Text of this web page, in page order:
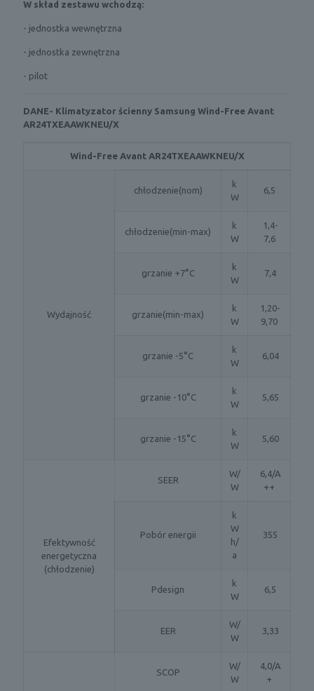
W skład zestawu wchodzą:
- jednostka wewnętrzna
- jednostka zewnętrzna
- pilot
DANE- Klimatyzator ścienny Samsung Wind-Free Avant
AR24TXEAAWKNEU/X
Wind-Free Avant AR24TXEAAWKNEU/X
Wydajność
chłodzenie(nom)
k
W
6,5
chłodzenie(min-max)
k
W
1,4-
7,6
grzanie +7°C
k
W
7,4
grzanie(min-max)
k
W
1,20-
9,70
grzanie -5°C
k
W
6,04
grzanie -10°C
k
W
5,65
grzanie -15°C
k
W
5,60
Efektywność
energetyczna
(chłodzenie)
SEER
W/
W
6,4/A
++
Pobór energii
k
W
h/
a
355
Pdesign
k
W
6,5
EER
W/
W
3,33
SCOP
W/
W
4,0/A
+